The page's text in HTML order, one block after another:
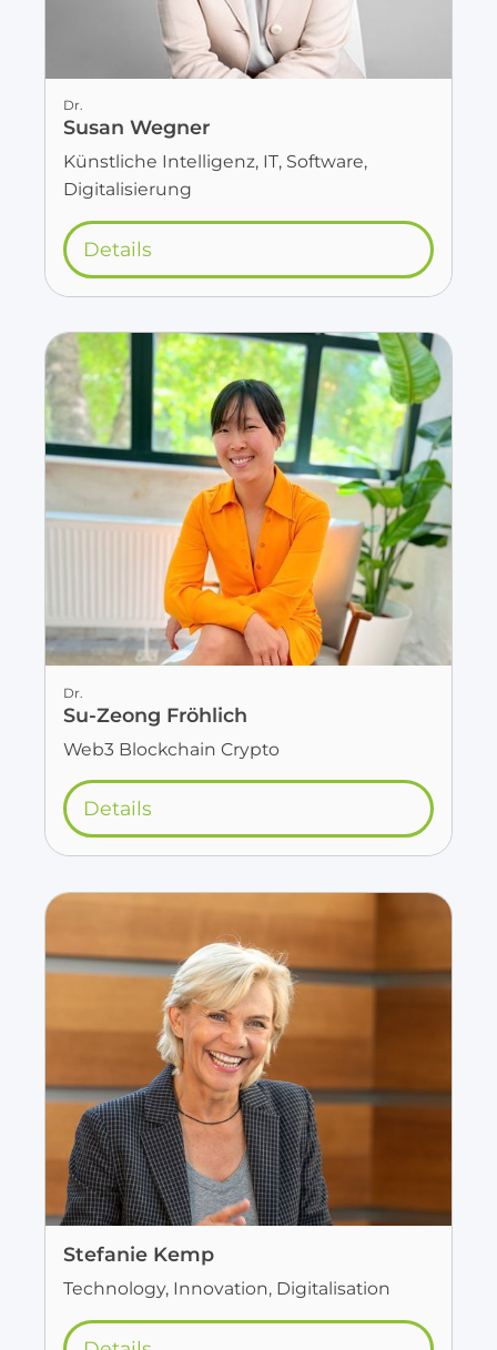
Dr.
Susan Wegner
Künstliche Intelligenz, IT, Software,
Digitalisierung
Details
Dr.
Su-Zeong Fröhlich
Web3 Blockchain Crypto
Details
Stefanie Kemp
Technology, Innovation, Digitalisation